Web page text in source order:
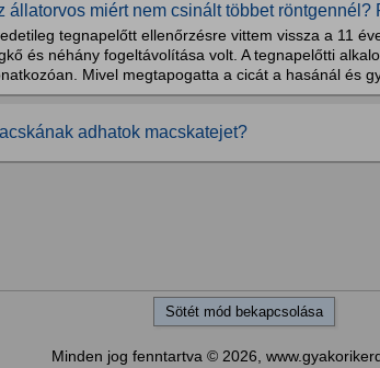
állatorvos miért nem csinált többet röntgennél?
tegnapelőtt ellenőrzésre vittem vissza a 11
és néhány fogeltávolítása volt. A tegnapelőtti
Mivel megtapogatta a cicát a hasánál és
adhatok macskatejet?
Sötét mód bekapcsolása
Minden jog fenntartva © 2026,